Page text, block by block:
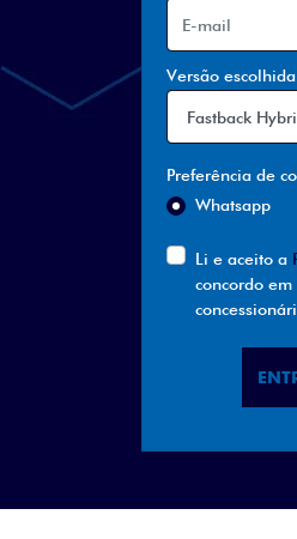
Versão escolhida
Preferência de
Whatsapp
Li e aceito a
concordo